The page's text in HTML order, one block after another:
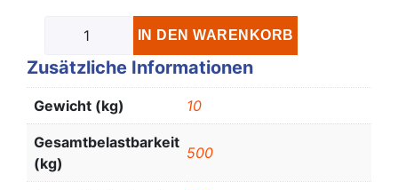
IN DEN WARENKORB
Zusätzliche Informationen
Gewicht (kg) 10
Gesamtbelastbarkeit
(kg)
500